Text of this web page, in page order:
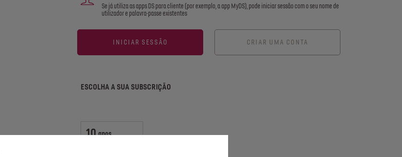
Se já utiliza as apps DS para cliente (por exemplo, a app MyDS), pode iniciar sessão com o seu nome de
utilizador e palavra-passe existentes
INICIAR SESSÃO CRIAR UMA CONTA
ESCOLHA A SUA SUBSCRIÇÃO
10anos